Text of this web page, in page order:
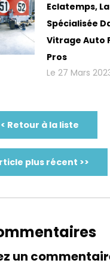
Eclatemps,
Spécialisée
Vitrage Auto
Pros
Le 27 Mars
Retour à la liste
plus récent >>
un